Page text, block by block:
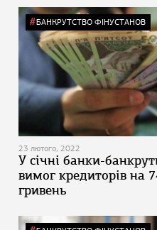
БАНКРУТСТВО ФІНУСТАНОВ
23 лютого, 2022
У січні банки-
вимог кредиторів на
гривень